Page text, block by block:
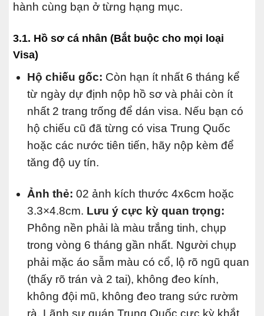
hành cùng bạn ở từng hạng mục.
3.1. Hồ sơ cá nhân (Bắt buộc cho mọi loại
Visa)
Hộ chiếu gốc: Còn hạn ít nhất 6 tháng kể
từ ngày dự định nộp hồ sơ và phải còn ít
nhất 2 trang trống để dán visa. Nếu bạn có
hộ chiếu cũ đã từng có visa Trung Quốc
hoặc các nước tiên tiến, hãy nộp kèm để
tăng độ uy tín.
Ảnh thẻ: 02 ảnh kích thước 4x6cm hoặc
3.3×4.8cm. Lưu ý cực kỳ quan trọng:
Phông nền phải là màu trắng tinh, chụp
trong vòng 6 tháng gần nhất. Người chụp
phải mặc áo sẫm màu có cổ, lộ rõ ngũ quan
(thấy rõ trán và 2 tai), không đeo kính,
không đội mũ, không đeo trang sức rườm
rà. Lãnh sự quán Trung Quốc cực kỳ khắt